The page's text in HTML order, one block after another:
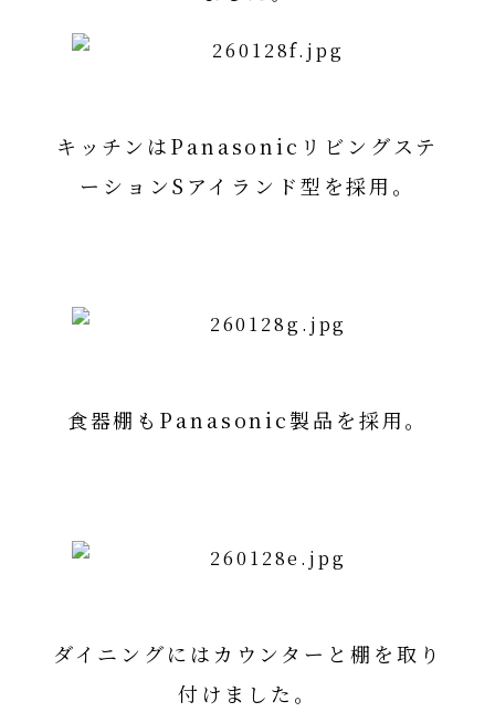
キッチンはPanasonicリビングステ
ーションSアイランド型を採用。
食器棚もPanasonic製品を採用。
ダイニングにはカウンターと棚を取り
付けました。